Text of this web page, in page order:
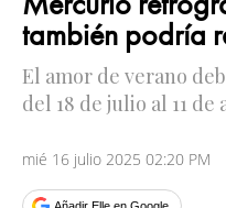
también podría
El amor de verano
del 18 de julio al 11 de
mié 16 julio 2025 02:20 PM